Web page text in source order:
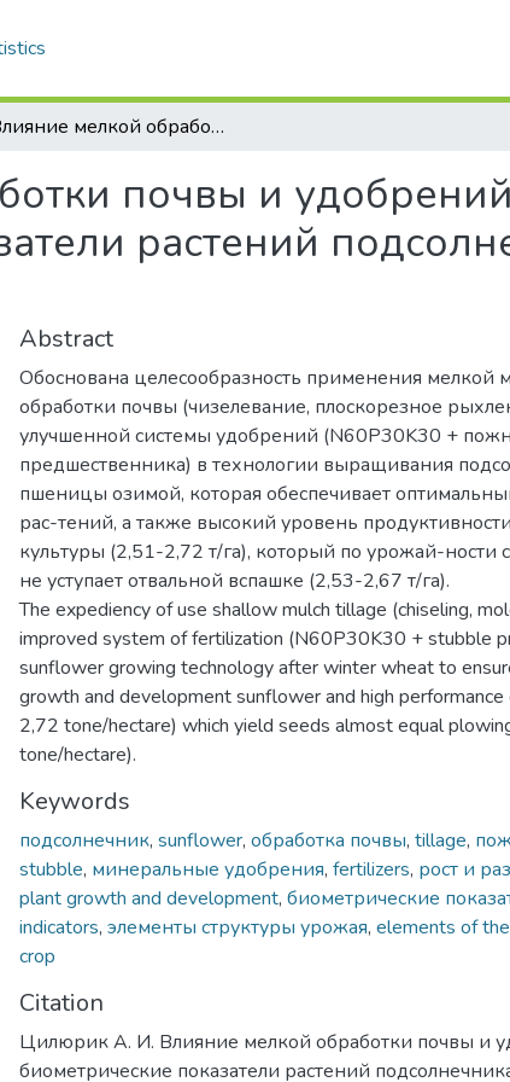
Влияние мелкой обработки почвы и удобрений на биометрические показатели растений подсолнечника в Северной Степи Украины
почвы и
растений
Abstract
Обоснована целесообразность применения мелкой
обработки почвы (чизелевание, плоскорезное
улучшенной системы удобрений (N60P30K30 +
предшественника) в технологии выращивания
пшеницы озимой, которая обеспечивает
рас-тений, а также высокий уровень
культуры (2,51-2,72 т/га), который по урожай-ности
не уступает отвальной вспашке (2,53-2,67 т/га).
The expediency of use shallow mulch tillage (chiseling,
improved system of fertilization (N60P30K30 + stubble
sunflower growing technology after winter wheat to
growth and development sunflower and high
2,72 tone/hectare) which yield seeds almost equal
tone/hectare).
Keywords
подсолнечник, sunflower, обработка почвы, tillage,
stubble, минеральные удобрения, fertilizers, рост и
plant growth and development, биометрические
indicators, элементы структуры урожая, elements of
crop
Citation
Цилюрик А. И. Влияние мелкой обработки почвы и
биометрические показатели растений